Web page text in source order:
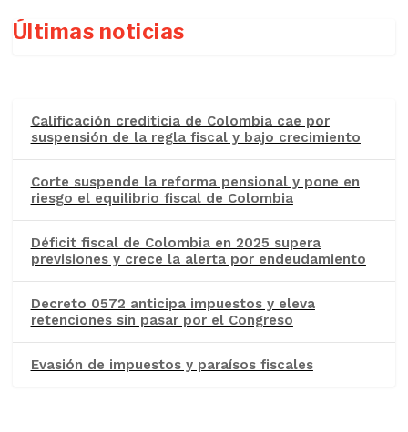
Últimas noticias
Calificación crediticia de Colombia cae por
suspensión de la regla fiscal y bajo crecimiento
Corte suspende la reforma pensional y pone en
riesgo el equilibrio fiscal de Colombia
Déficit fiscal de Colombia en 2025 supera
previsiones y crece la alerta por endeudamiento
Decreto 0572 anticipa impuestos y eleva
retenciones sin pasar por el Congreso
Evasión de impuestos y paraísos fiscales